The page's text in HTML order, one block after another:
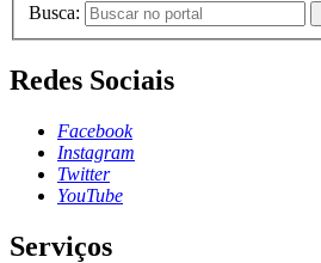
Busca:
Redes Sociais
Facebook
Instagram
Twitter
YouTube
Serviços